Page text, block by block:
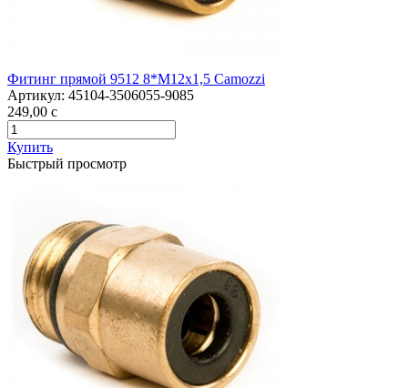
Фитинг прямой 9512 8*М12х1,5 Camozzi
Артикул: 45104-3506055-9085
249,00 c
Купить
Быстрый просмотр